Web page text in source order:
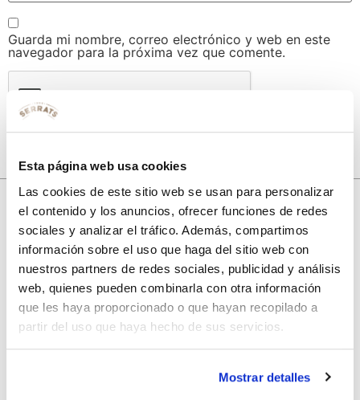
Esta página web usa cookies
Las cookies de este sitio web se usan para personalizar
el contenido y los anuncios, ofrecer funciones de redes
sociales y analizar el tráfico. Además, compartimos
información sobre el uso que haga del sitio web con
nuestros partners de redes sociales, publicidad y análisis
web, quienes pueden combinarla con otra información
que les haya proporcionado o que hayan recopilado a
partir del uso que haya hecho de sus servicios.
Mostrar detalles
Guarda mi nombre, correo electrónico y web en este
navegador para la próxima vez que comente.
10% de descuento
con tu primera compra.